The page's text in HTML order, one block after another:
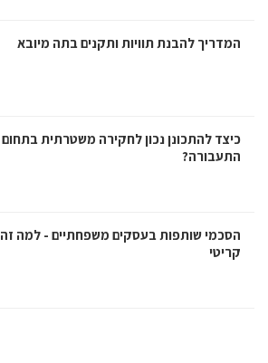
המדריך להבנת תוויות ותקנים בתה מיובא
כיצד להתכונן נכון לחקירה משטרתית בתחום
התעבורה?
הסכמי שותפות בעסקים משפחתיים - למה זה
קריטי